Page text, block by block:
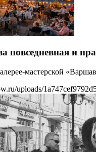
повседневная и
мастерской
uploads/